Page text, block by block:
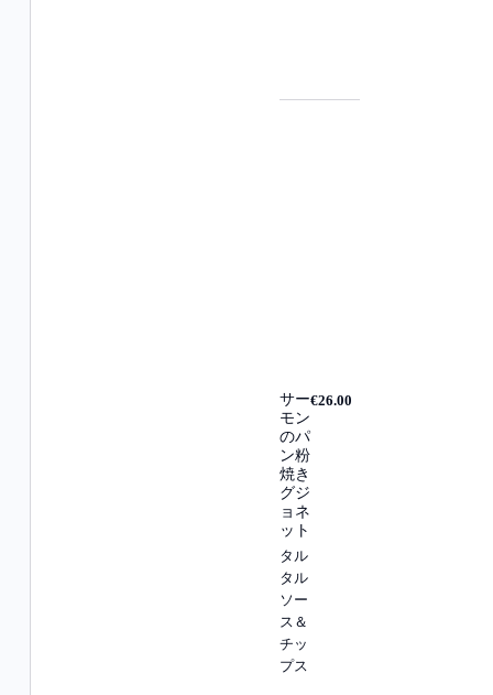
サー
モン
のパ
ン粉
焼き
グジ
ョネ
ット
タル
タル
ソー
ス＆
チッ
プス
€26.00